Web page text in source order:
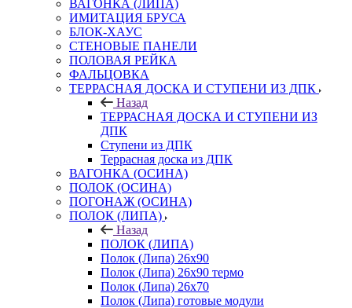
ВАГОНКА (ЛИПА)
ИМИТАЦИЯ БРУСА
БЛОК-ХАУС
СТЕНОВЫЕ ПАНЕЛИ
ПОЛОВАЯ РЕЙКА
ФАЛЬЦОВКА
ТЕРРАСНАЯ ДОСКА И СТУПЕНИ ИЗ ДПК
Назад
ТЕРРАСНАЯ ДОСКА И СТУПЕНИ ИЗ
ДПК
Ступени из ДПК
Террасная доска из ДПК
ВАГОНКА (ОСИНА)
ПОЛОК (ОСИНА)
ПОГОНАЖ (ОСИНА)
ПОЛОК (ЛИПА)
Назад
ПОЛОК (ЛИПА)
Полок (Липа) 26х90
Полок (Липа) 26х90 термо
Полок (Липа) 26х70
Полок (Липа) готовые модули